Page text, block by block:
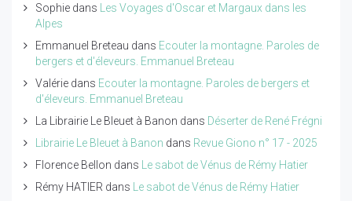
Sophie dans
Les Voyages d'Oscar et Margaux dans les
Alpes
Emmanuel Breteau dans Ecouter la montagne. Paroles de
bergers et d'éleveurs. Emmanuel Breteau
Valérie dans Ecouter la montagne. Paroles de bergers et
d'éleveurs. Emmanuel Breteau
La Librairie Le Bleuet à Banon dans Déserter de René Frégni
Librairie Le Bleuet à Banon dans Revue Giono n° 17 - 2025
Florence Bellon dans
Le sabot de Vénus de Rémy Hatier
Rémy HATIER dans
Le sabot de Vénus de Rémy Hatier